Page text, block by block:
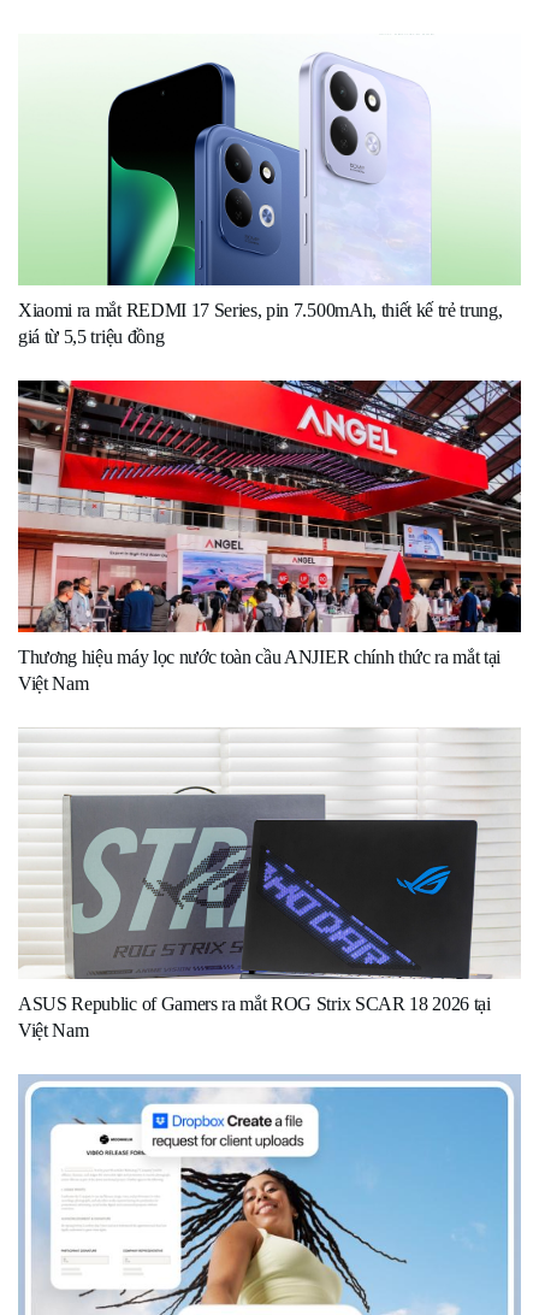
Xiaomi ra mắt REDMI 17 Series, pin 7.500mAh, thiết kế trẻ trung,
giá từ 5,5 triệu đồng
Thương hiệu máy lọc nước toàn cầu ANJIER chính thức ra mắt tại
Việt Nam
ASUS Republic of Gamers ra mắt ROG Strix SCAR 18 2026 tại
Việt Nam